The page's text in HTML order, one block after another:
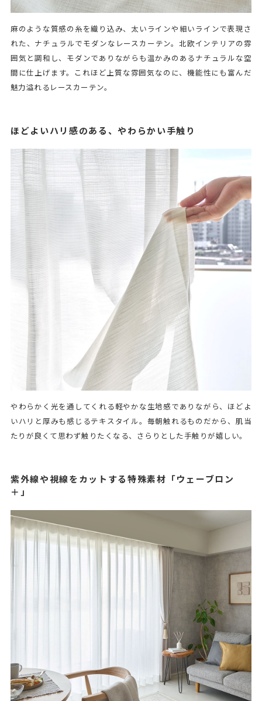
麻のような質感の糸を織り込み、太いラインや細いラインで表現さ
れた、ナチュラルでモダンなレースカーテン。北欧インテリアの雰
囲気と調和し、モダンでありながらも温かみのあるナチュラルな空
間に仕上げます。これほど上質な雰囲気なのに、機能性にも富んだ
魅力溢れるレースカーテン。
ほどよいハリ感のある、やわらかい手触り
やわらかく光を通してくれる軽やかな生地感でありながら、ほどよ
いハリと厚みも感じるテキスタイル。毎朝触れるものだから、肌当
たりが良くて思わず触りたくなる、さらりとした手触りが嬉しい。
紫外線や視線をカットする特殊素材「ウェーブロン
＋」